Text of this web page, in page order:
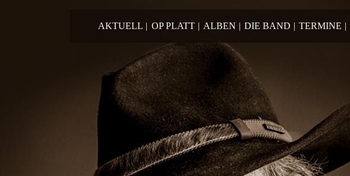
AKTUELL | OP PLATT | ALBEN | DIE BAND | TERMINE |